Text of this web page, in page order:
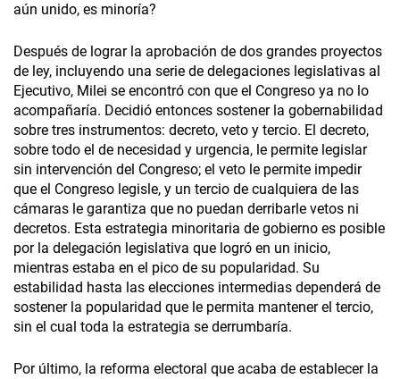
aún unido, es minoría?
Después de lograr la aprobación de dos grandes proyectos
de ley, incluyendo una serie de delegaciones legislativas al
Ejecutivo, Milei se encontró con que el Congreso ya no lo
acompañaría. Decidió entonces sostener la gobernabilidad
sobre tres instrumentos: decreto, veto y tercio. El decreto,
sobre todo el de necesidad y urgencia, le permite legislar
sin intervención del Congreso; el veto le permite impedir
que el Congreso legisle, y un tercio de cualquiera de las
cámaras le garantiza que no puedan derribarle vetos ni
decretos. Esta estrategia minoritaria de gobierno es posible
por la delegación legislativa que logró en un inicio,
mientras estaba en el pico de su popularidad. Su
estabilidad hasta las elecciones intermedias dependerá de
sostener la popularidad que le permita mantener el tercio,
sin el cual toda la estrategia se derrumbaría.
Por último, la reforma electoral que acaba de establecer la